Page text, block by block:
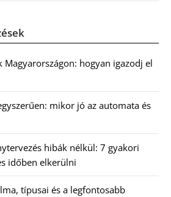
hogyan igazodj el
mikor jó az automata és
hibák nélkül: 7 gyakori
időben elkerülni
típusai és a legfontosabb